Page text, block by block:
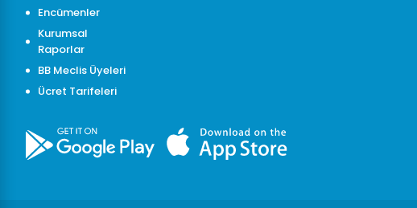
Encümenler
Kurumsal
Raporlar
BB Meclis Üyeleri
Ücret Tarifeleri